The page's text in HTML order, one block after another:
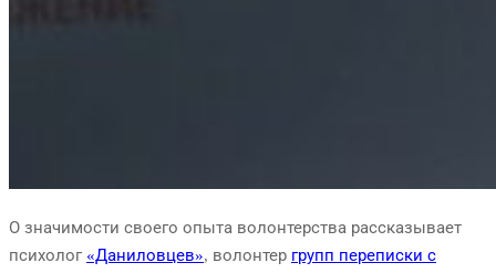
О значимости своего опыта волонтерства рассказывает
психолог «Даниловцев», волонтер групп переписки с